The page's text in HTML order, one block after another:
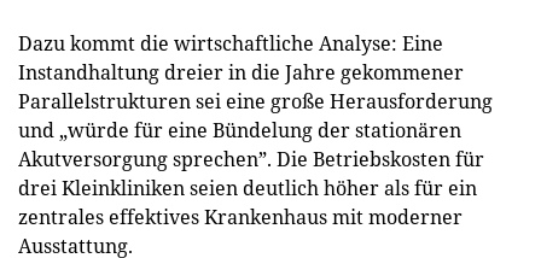
Dazu kommt die wirtschaftliche Analyse: Eine
Instandhaltung dreier in die Jahre gekommener
Parallelstrukturen sei eine große Herausforderung
und „würde für eine Bündelung der stationären
Akutversorgung sprechen”. Die Betriebskosten für
drei Kleinkliniken seien deutlich höher als für ein
zentrales effektives Krankenhaus mit moderner
Ausstattung.